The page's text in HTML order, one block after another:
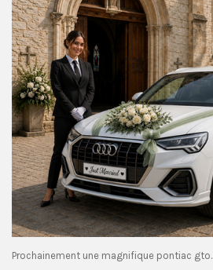
Prochainement une magnifique pontiac gto.